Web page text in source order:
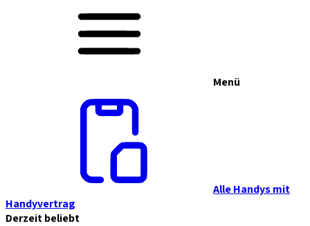
Menü
Alle Handys mit
Handyvertrag
Derzeit beliebt